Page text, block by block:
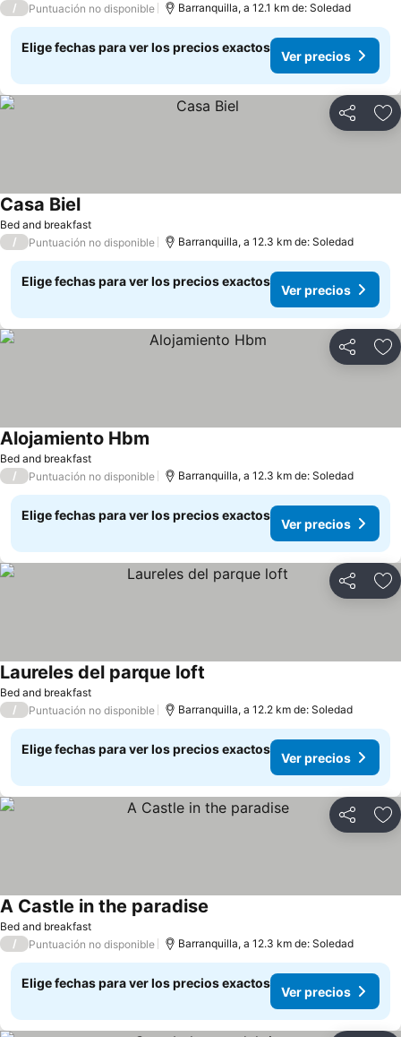
/ Puntuación no disponible Barranquilla, a 12.1 km de: Soledad
Elige fechas para ver los precios exactos
Ver precios
Compartir
Bed and breakfast
Casa BielVer precios
/ Puntuación no disponible Barranquilla, a 12.3 km de: Soledad
Elige fechas para ver los precios exactos
Ver precios
Compartir
Bed and breakfast
Alojamiento Hbm
/ Puntuación no disponible Barranquilla, a 12.3 km de: Soledad
Elige fechas para ver los precios exactos
Ver precios
Compartir
Bed and breakfast
Laureles del parque loft
/ Puntuación no disponible Barranquilla, a 12.2 km de: Soledad
Elige fechas para ver los precios exactos
Ver precios
Compartir
Bed and breakfast
A Castle in the paradise
/ Puntuación no disponible Barranquilla, a 12.3 km de: Soledad
Elige fechas para ver los precios exactos
Ver precios